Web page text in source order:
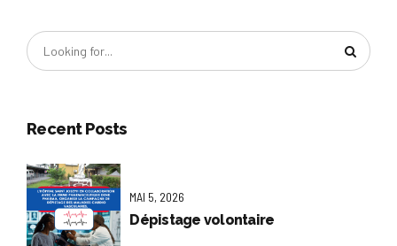
Recent Posts
MAI 5, 2026
Dépistage volontaire